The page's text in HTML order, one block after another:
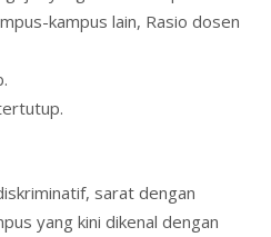
kampus lain, Rasio dosen
sarat dengan
yang kini dikenal dengan